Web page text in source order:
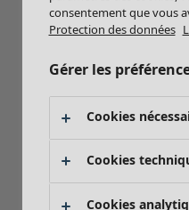
consentement que vous
Protection des données
Gérer les
Cookies
Cookies
Cookies